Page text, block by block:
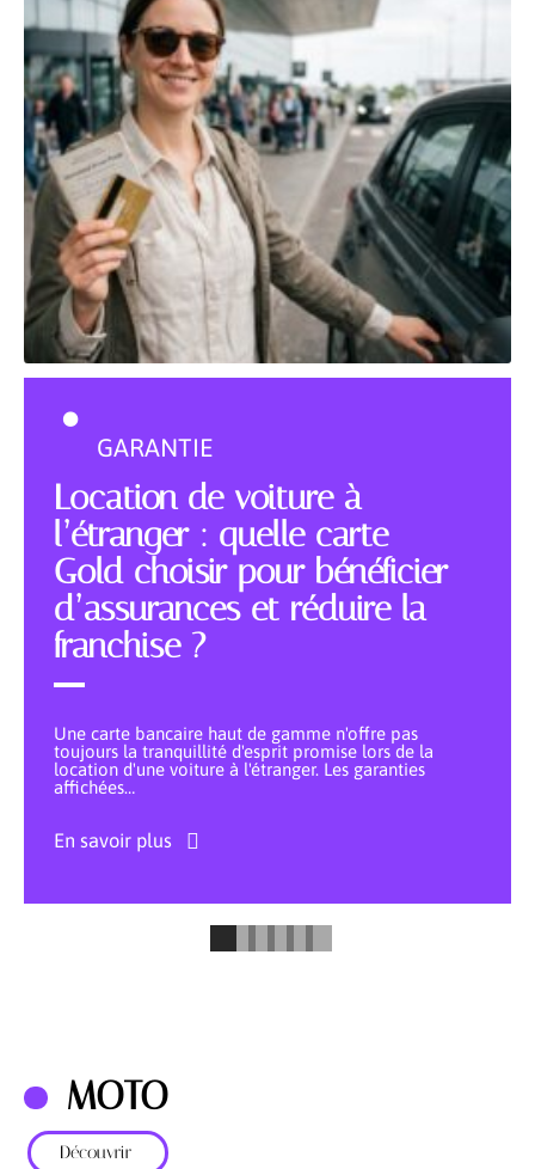
GARANTIE
Location de voiture à
l’étranger : quelle carte
Gold choisir pour bénéficier
d’assurances et réduire la
franchise ?
Une carte bancaire haut de gamme n'offre pas
toujours la tranquillité d'esprit promise lors de la
location d'une voiture à l'étranger. Les garanties
affichées…
En savoir plus
MOTO
Découvrir